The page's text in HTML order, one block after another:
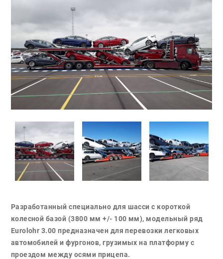
Разработанный специально для шасси с короткой
колесной базой (3800 мм +/- 100 мм), модельный ряд
Eurolohr 3.00 предназначен для перевозки легковых
автомобилей и фургонов, грузимых на платформу с
проездом между осями прицепа.